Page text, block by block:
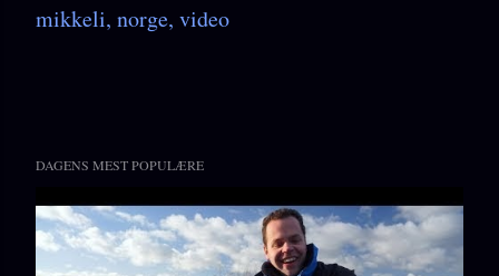
mikkeli norge video
DAGENS MEST POPULÆRE